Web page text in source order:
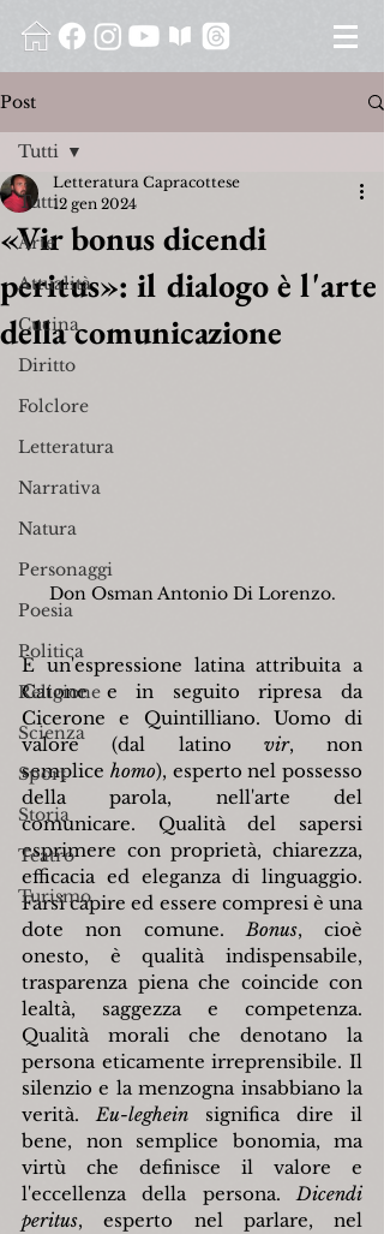
Post
Tutti
Arte
Attualità
Cucina
Diritto
Folclore
Letteratura
Narrativa
Natura
Personaggi
Poesia
Politica
Religione
Scienza
Sport
Storia
Teatro
Turismo
Tutti
«Vir bonus dicendi
peritus»: il dialogo è l'arte
della comunicazione
Letteratura Capracottese
12 gen 2024
Don Osman Antonio Di Lorenzo.
È un'espressione latina attribuita a
Catone e in seguito ripresa da
Cicerone e Quintilliano. Uomo di
valore (dal latino vir, non
semplice homo), esperto nel possesso
della parola, nell'arte del
comunicare. Qualità del sapersi
esprimere con proprietà, chiarezza,
efficacia ed eleganza di linguaggio.
Farsi capire ed essere compresi è una
dote non comune. Bonus, cioè
onesto, è qualità indispensabile,
trasparenza piena che coincide con
lealtà, saggezza e competenza.
Qualità morali che denotano la
persona eticamente irreprensibile. Il
silenzio e la menzogna insabbiano la
verità. Eu-leghein significa dire il
bene, non semplice bonomia, ma
virtù che definisce il valore e
l'eccellenza della persona. Dicendi
peritus, esperto nel parlare, nel